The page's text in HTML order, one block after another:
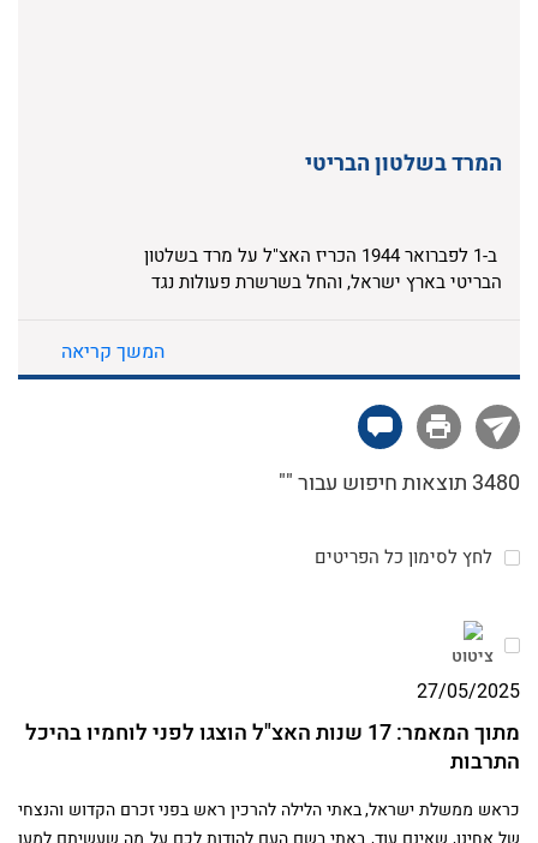
המרד בשלטון הבריטי
ב-1 לפברואר 1944 הכריז האצ"ל על מרד בשלטון
הבריטי בארץ ישראל, והחל בשרשרת פעולות נגד
ז'בוטינסקי. האצ"ל הוביל את המרד מתוך אמונתו
בחשיבות הכלי הצבאי במאבק לריבונות יהודית
בארץ ישראל. יחד עם זה האמינו לוחמי ומפקדי
האצ"ל בערכי החרות, השוויון ואהבת האדם, וניסו
ככל יכולתם לבטא ערכים אלו הן במלחמה באויב
והן בתחושת האחווה בין שורותיהם.
המשך קריאה
3480 תוצאות חיפוש עבור ""
לחץ לסימון כל הפריטים
ציטוט
27/05/2025
מתוך המאמר: 17 שנות האצ"ל הוצגו לפני לוחמיו בהיכל
התרבות
כראש ממשלת ישראל, באתי הלילה להרכין ראש בפני זכרם הקדוש והנצחי